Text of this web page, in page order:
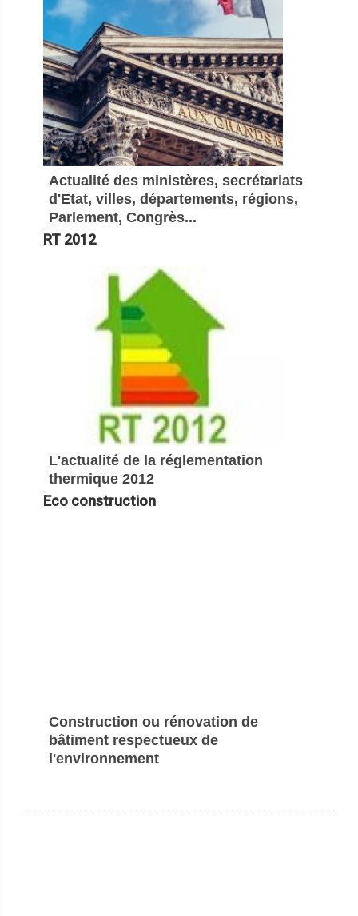
Actualité des ministères, secrétariats
d'Etat, villes, départements, régions,
Parlement, Congrès...
RT 2012
L'actualité de la réglementation
thermique 2012
Eco construction
Construction ou rénovation de
bâtiment respectueux de
l'environnement